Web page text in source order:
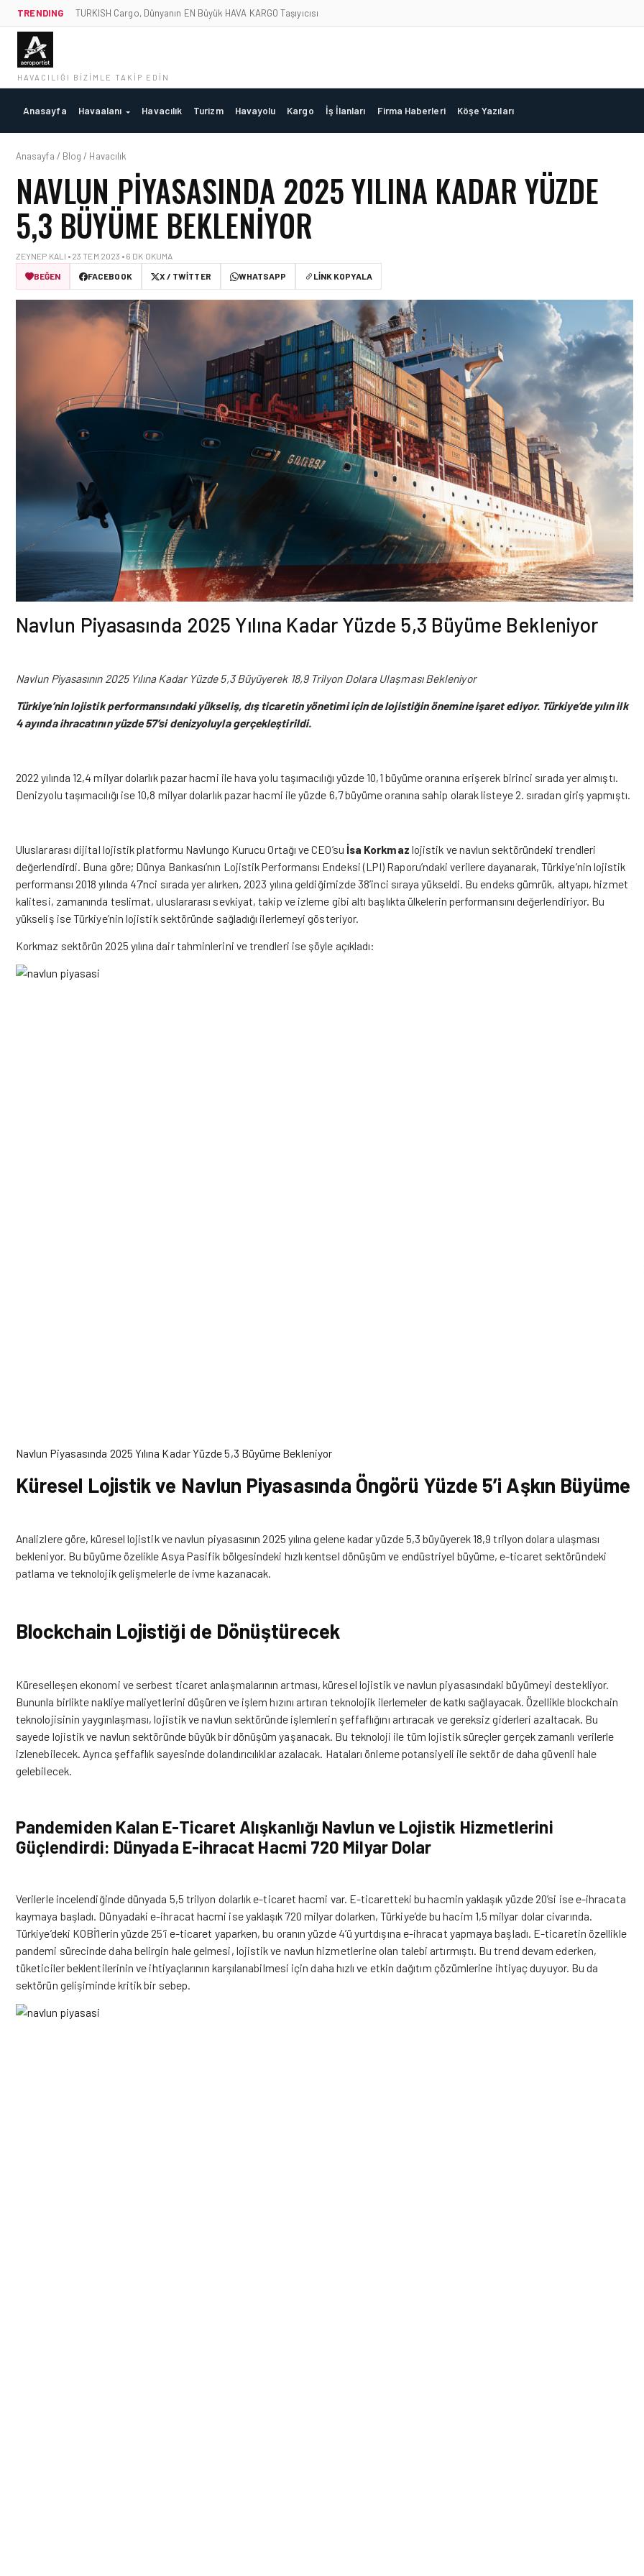
TRENDING TURKISH Cargo, Dünyanın EN Büyük HAVA KARGO Taşıyıcısı
HAVACILIĞI BIZIMLE TAKIP EDIN
Anasayfa Havaalanı Havacılık Turizm Havayolu Kargo İş İlanları Firma Haberleri Köşe Yazıları
Anasayfa / Blog / Havacılık
NAVLUN PIYASASINDA 2025 YILINA KADAR YÜZDE
5,3 BÜYÜME BEKLENIYOR
ZEYNEP KALI • 23 TEM 2023 • 6 DK OKUMA
BEĞEN
FACEBOOK X / TWITTER WHATSAPP LINK KOPYALA
Navlun Piyasasında 2025 Yılına Kadar Yüzde 5,3 Büyüme Bekleniyor
Navlun Piyasasının 2025 Yılına Kadar Yüzde 5,3 Büyüyerek 18,9 Trilyon Dolara Ulaşması Bekleniyor
Türkiye’nin lojistik performansındaki yükseliş, dış ticaretin yönetimi için de lojistiğin önemine işaret ediyor. Türkiye’de yılın ilk
4 ayında ihracatının yüzde 57’si denizyoluyla gerçekleştirildi.
2022 yılında 12,4 milyar dolarlık pazar hacmi ile hava yolu taşımacılığı yüzde 10,1 büyüme oranına erişerek birinci sırada yer almıştı.
Denizyolu taşımacılığı ise 10,8 milyar dolarlık pazar hacmi ile yüzde 6,7 büyüme oranına sahip olarak listeye 2. sıradan giriş yapmıştı.
Uluslararası dijital lojistik platformu Navlungo Kurucu Ortağı ve CEO’su İsa Korkmaz lojistik ve navlun sektöründeki trendleri
değerlendirdi. Buna göre; Dünya Bankası’nın Lojistik Performansı Endeksi (LPI) Raporu’ndaki verilere dayanarak, Türkiye’nin lojistik
performansı 2018 yılında 47’nci sırada yer alırken, 2023 yılına geldiğimizde 38’inci sıraya yükseldi. Bu endeks gümrük, altyapı, hizmet
kalitesi, zamanında teslimat, uluslararası sevkiyat, takip ve izleme gibi altı başlıkta ülkelerin performansını değerlendiriyor. Bu
yükseliş ise Türkiye’nin lojistik sektöründe sağladığı ilerlemeyi gösteriyor.
Korkmaz sektörün 2025 yılına dair tahminlerini ve trendleri ise şöyle açıkladı:
Navlun Piyasasında 2025 Yılına Kadar Yüzde 5,3 Büyüme Bekleniyor
Küresel Lojistik ve Navlun Piyasasında Öngörü Yüzde 5’i Aşkın Büyüme
Analizlere göre, küresel lojistik ve navlun piyasasının 2025 yılına gelene kadar yüzde 5,3 büyüyerek 18,9 trilyon dolara ulaşması
bekleniyor. Bu büyüme özelikle Asya Pasifik bölgesindeki hızlı kentsel dönüşüm ve endüstriyel büyüme, e-ticaret sektöründeki
patlama ve teknolojik gelişmelerle de ivme kazanacak.
Blockchain Lojistiği de Dönüştürecek
Küreselleşen ekonomi ve serbest ticaret anlaşmalarının artması, küresel lojistik ve navlun piyasasındaki büyümeyi destekliyor.
Bununla birlikte nakliye maliyetlerini düşüren ve işlem hızını artıran teknolojik ilerlemeler de katkı sağlayacak. Özellikle blockchain
teknolojisinin yaygınlaşması, lojistik ve navlun sektöründe işlemlerin şeffaflığını artıracak ve gereksiz giderleri azaltacak. Bu
sayede lojistik ve navlun sektöründe büyük bir dönüşüm yaşanacak. Bu teknoloji ile tüm lojistik süreçler gerçek zamanlı verilerle
izlenebilecek. Ayrıca şeffaflık sayesinde dolandırıcılıklar azalacak. Hataları önleme potansiyeli ile sektör de daha güvenli hale
gelebilecek.
Pandemiden Kalan E-Ticaret Alışkanlığı Navlun ve Lojistik Hizmetlerini
Güçlendirdi: Dünyada E-ihracat Hacmi 720 Milyar Dolar
Verilerle incelendiğinde dünyada 5,5 trilyon dolarlık e-ticaret hacmi var. E-ticaretteki bu hacmin yaklaşık yüzde 20’si ise e-ihracata
kaymaya başladı. Dünyadaki e-ihracat hacmi ise yaklaşık 720 milyar dolarken, Türkiye’de bu hacim 1,5 milyar dolar civarında.
Türkiye’deki KOBİ’lerin yüzde 25’i e-ticaret yaparken, bu oranın yüzde 4’ü yurtdışına e-ihracat yapmaya başladı. E-ticaretin özellikle
pandemi sürecinde daha belirgin hale gelmesi, lojistik ve navlun hizmetlerine olan talebi artırmıştı. Bu trend devam ederken,
tüketiciler beklentilerinin ve ihtiyaçlarının karşılanabilmesi için daha hızlı ve etkin dağıtım çözümlerine ihtiyaç duyuyor. Bu da
sektörün gelişiminde kritik bir sebep.